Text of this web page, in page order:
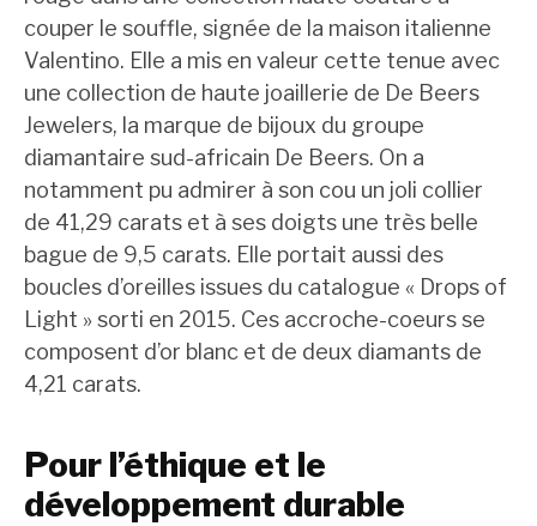
couper le souffle, signée de la maison italienne
Valentino. Elle a mis en valeur cette tenue avec
une collection de haute joaillerie de De Beers
Jewelers, la marque de bijoux du groupe
diamantaire sud-africain De Beers. On a
notamment pu admirer à son cou un joli collier
de 41,29 carats et à ses doigts une très belle
bague de 9,5 carats. Elle portait aussi des
boucles d’oreilles issues du catalogue « Drops of
Light » sorti en 2015. Ces accroche-coeurs se
composent d’or blanc et de deux diamants de
4,21 carats.
Pour l’éthique et le
développement durable